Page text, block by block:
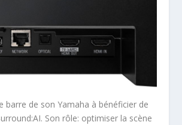
barre de son Yamaha à bénéficier de
Son rôle: optimiser la scène